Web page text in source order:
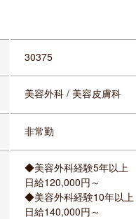
30375
美容外科 / 美容皮膚科
非常勤
◆美容外科経験5年以上
日給120,000円～
◆美容外科経験10年以上
日給140,000円～